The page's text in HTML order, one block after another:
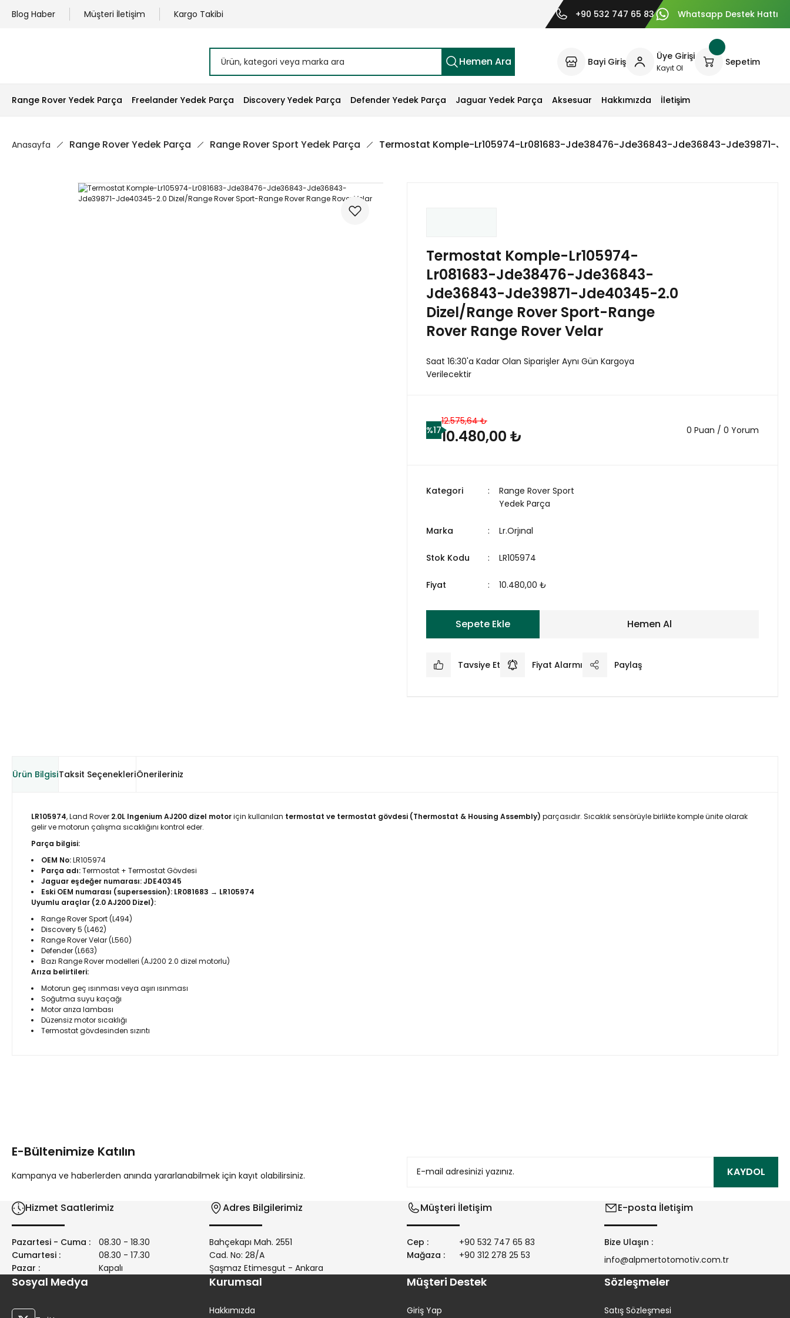
Blog Haber Müşteri İletişim Kargo Takibi +90 532 747 65 83 Whatsapp Destek Hattı
Hemen Ara Bayi Giriş Üye Girişi
Kayıt Ol
Sepetim
Range Rover Yedek Parça Freelander Yedek Parça Discovery Yedek Parça Defender Yedek Parça Jaguar Yedek Parça Aksesuar Hakkımızda İletişim
Anasayfa Range Rover Yedek Parça Range Rover Sport Yedek Parça Termostat Komple-Lr105974-Lr081683-Jde38476-Jde36843-Jde36843-Jde39871-
Termostat Komple-Lr105974-
Lr081683-Jde38476-Jde36843-
Jde36843-Jde39871-Jde40345-2.0
Dizel/Range Rover Sport-Range
Rover Range Rover Velar
Saat 16:30'a Kadar Olan Siparişler Aynı Gün Kargoya
Verilecektir
%17
12.575,64 ₺
10.480,00 ₺ 0 Puan / 0 Yorum
Kategori
Range Rover Sport
Yedek Parça
Marka Lr.Orjınal
Stok Kodu LR105974
Fiyat 10.480,00 ₺
Sepete Ekle Hemen Al
Tavsiye Et Fiyat Alarmı Paylaş
Ürün BilgisiTaksit SeçenekleriÖnerileriniz
LR105974, Land Rover 2.0L Ingenium AJ200 dizel motoriçin kullanılan termostat ve termostat gövdesi (Thermostat & Housing Assembly) parçasıdır. Sıcaklık sensörüyle birlikte komple ünite olarak
gelir ve motorun çalışma sıcaklığını kontrol eder.
Parça bilgisi:
OEM No:LR105974
Parça adı:Termostat + Termostat Gövdesi
Jaguar eşdeğer numarası:JDE40345
Eski OEM numarası (supersession): LR081683 → LR105974
Uyumlu araçlar (2.0 AJ200 Dizel):
Range Rover Sport (L494)
Discovery 5 (L462)
Range Rover Velar (L560)
Defender (L663)
Bazı Range Rover modelleri (AJ200 2.0 dizel motorlu)
Arıza belirtileri:
Motorun geç ısınması veya aşırı ısınması
Soğutma suyu kaçağı
Motor arıza lambası
Düzensiz motor sıcaklığı
Termostat gövdesinden sızıntı
Ürün bilgilerinde hatalar bulunuyor.
E-Bültenimize Katılın
Kampanya ve haberlerden anında yararlanabilmek için kayıt olabilirsiniz. KAYDOL
Hizmet Saatlerimiz
Pazartesi - Cuma :
08.30 - 18.30
Cumartesi :
08.30 - 17.30
Pazar :
Kapalı
Adres Bilgilerimiz
Bahçekapı Mah. 2551
Cad. No: 28/A
Şaşmaz Etimesgut - Ankara
Müşteri İletişim
Cep :
+90 532 747 65 83
Mağaza :
+90 312 278 25 53
E-posta İletişim
Bize Ulaşın :
info@alpmertotomotiv.com.tr
Sosyal Medya Kurumsal
Hakkımızda
Müşteri Destek
Giriş Yap
Sözleşmeler
Satış Sözleşmesi